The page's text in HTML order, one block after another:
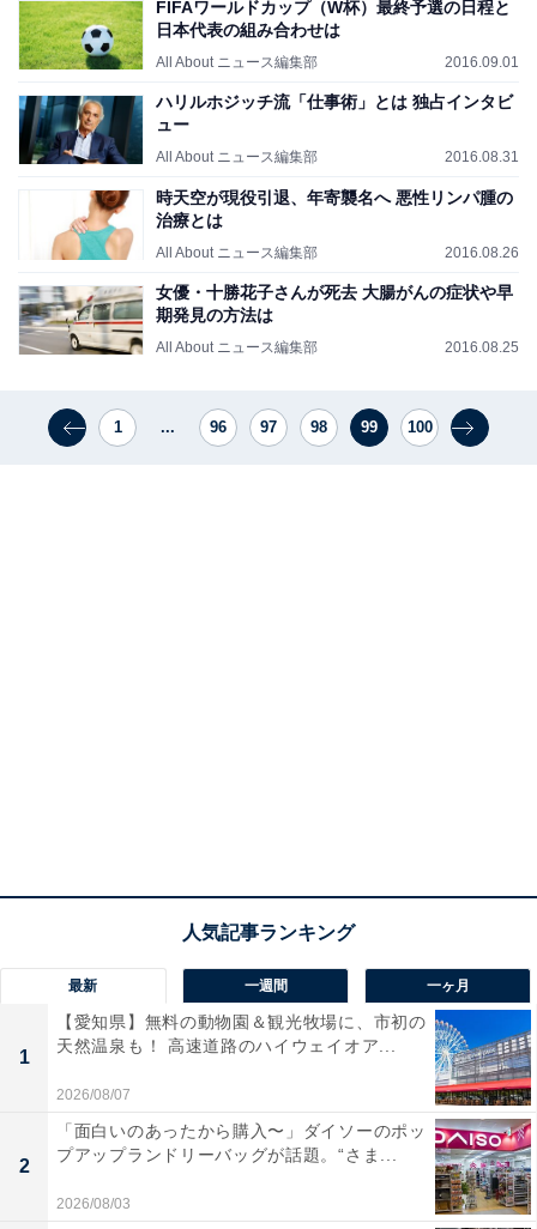
FIFAワールドカップ（W杯）最終予選の日程と
日本代表の組み合わせは
All About ニュース編集部 2016.09.01
ハリルホジッチ流「仕事術」とは 独占インタビ
ュー
All About ニュース編集部 2016.08.31
時天空が現役引退、年寄襲名へ 悪性リンパ腫の
治療とは
All About ニュース編集部 2016.08.26
女優・十勝花子さんが死去 大腸がんの症状や早
期発見の方法は
All About ニュース編集部 2016.08.25
1 ... 96 97 98 99 100
最新 一週間 一ヶ月
1
【愛知県】無料の動物園＆観光牧場に、市初の
天然温泉も！ 高速道路のハイウェイオア...
2026/08/07
2
「面白いのあったから購入〜」ダイソーのポッ
プアップランドリーバッグが話題。“さま...
2026/08/03